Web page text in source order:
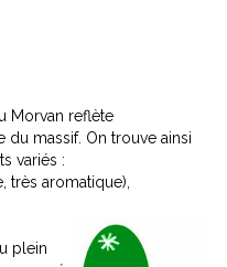
Morvan reflète
du massif. On trouve ainsi
variés :
très aromatique),
plein